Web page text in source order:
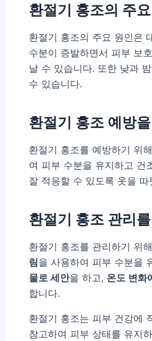
환절기 홍조의 주
환절기 홍조의 주요 원인은
수분이 증발하면서 피부 보
날 수 있습니다. 또한 낮과
수 있습니다.
환절기 홍조 예방
환절기 홍조를 예방하기 위
여 피부 수분을 유지하고 건
잘 적응할 수 있도록 옷을
환절기 홍조 관리
환절기 홍조를 관리하기 위
림을 사용하여 피부 수분을
물로 세안을 하고, 온도 변화
합니다.
환절기 홍조는 피부 건강에
참고하여 피부 상태를 유지